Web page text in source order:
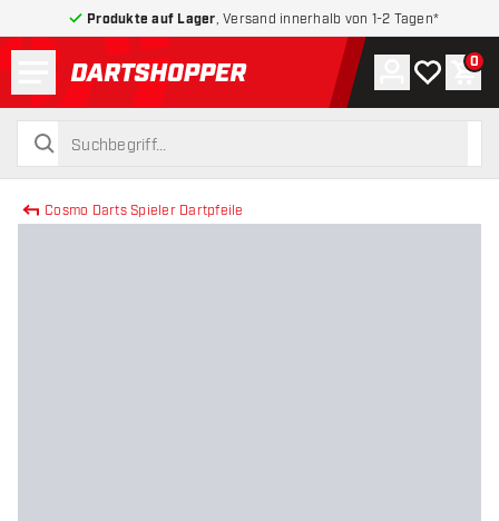
Produkte auf Lager , Versand innerhalb von 1-2 Tagen*
zurück zur Startseite
suchen
suchen
Konto
Meine 0
Cosmo Darts Spieler Dartpfeile